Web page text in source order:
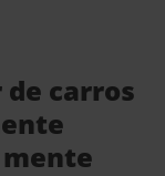
carros